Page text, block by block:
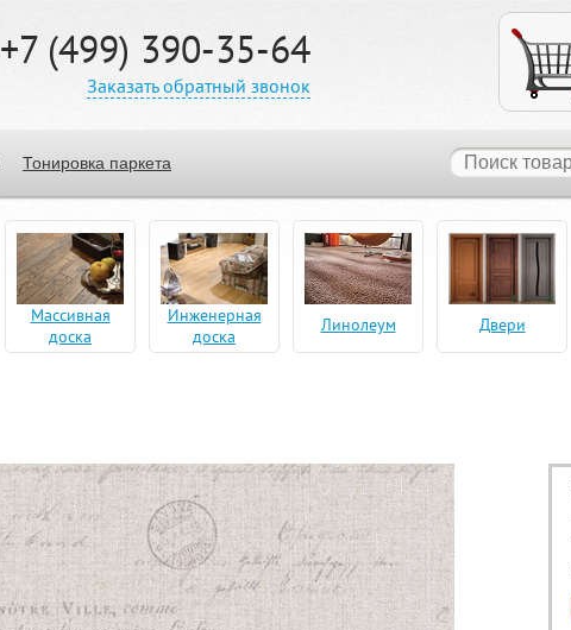
+7 (499) 390-35-64
Заказать обратный звонок
Тонировка паркета
Массивная
доска
Инженерная
доска
Линолеум Двери